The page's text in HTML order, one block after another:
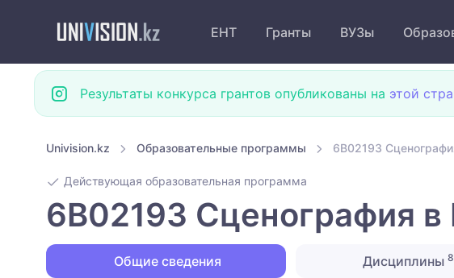
ЕНТ Гранты ВУЗы
Результаты конкурса грантов опубликованы на этой
Univision.kz Образовательные программы 6B02193
Действующая образовательная программа
6B02193 Сценография
Общие сведения Дисциплины